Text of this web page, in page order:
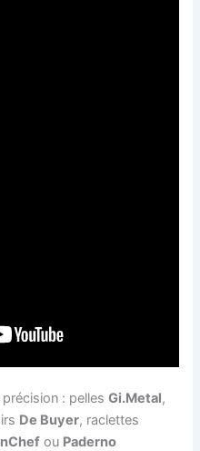
: pellesGi.Metal,
De Buyer, raclettes
ou Paderno